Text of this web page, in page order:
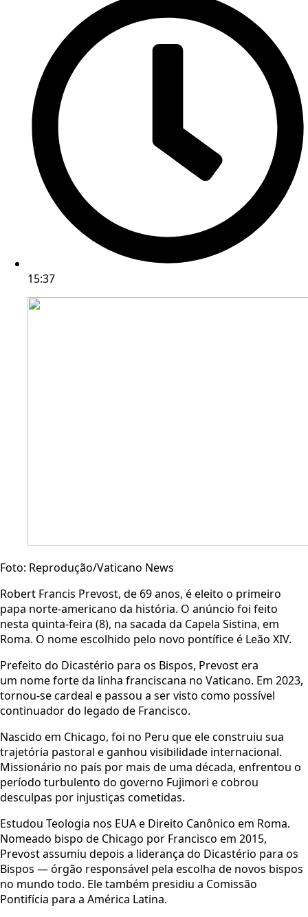
15:37
Foto: Reprodução/Vaticano News
Robert Francis Prevost, de 69 anos, é eleito o primeiro
papa norte-americano da história. O anúncio foi feito
nesta quinta-feira (8), na sacada da Capela Sistina, em
Roma. O nome escolhido pelo novo pontífice é Leão XIV.
Prefeito do Dicastério para os Bispos, Prevost era
um nome forte da linha franciscana no Vaticano. Em 2023,
tornou-se cardeal e passou a ser visto como possível
continuador do legado de Francisco.
Nascido em Chicago, foi no Peru que ele construiu sua
trajetória pastoral e ganhou visibilidade internacional.
Missionário no país por mais de uma década, enfrentou o
período turbulento do governo Fujimori e cobrou
desculpas por injustiças cometidas.
Estudou Teologia nos EUA e Direito Canônico em Roma.
Nomeado bispo de Chicago por Francisco em 2015,
Prevost assumiu depois a liderança do Dicastério para os
Bispos — órgão responsável pela escolha de novos bispos
no mundo todo. Ele também presidiu a Comissão
Pontifícia para a América Latina.